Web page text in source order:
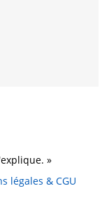
»
légales & CGU